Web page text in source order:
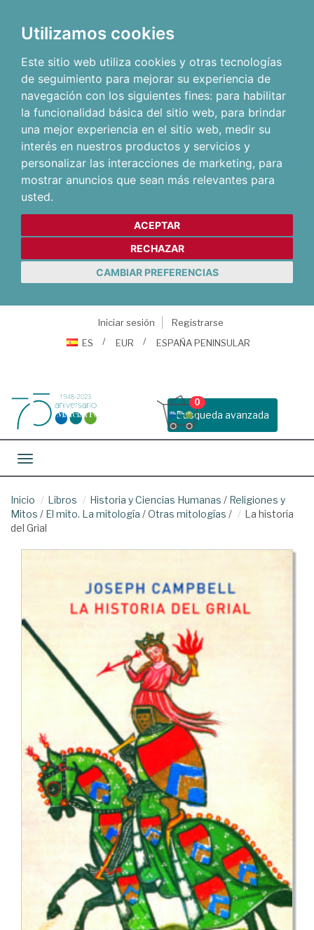
Utilizamos cookies
Este sitio web utiliza cookies y otras tecnologías
de seguimiento para mejorar su experiencia de
navegación con los siguientes fines: para habilitar
la funcionalidad básica del sitio web, para brindar
una mejor experiencia en el sitio web, medir su
interés en nuestros productos y servicios y
personalizar las interacciones de marketing, para
mostrar anuncios que sean más relevantes para
usted.
ACEPTAR
RECHAZAR
CAMBIAR PREFERENCIAS
Iniciar sesión
Registrarse
ES
EUR ESPAÑA PENINSULAR
Busqueda avanzada
0
Toggle navigation
Inicio Libros Historia y Ciencias Humanas / Religiones y
Mitos / El mito. La mitología /Otras mitologías /
La historia
del Grial